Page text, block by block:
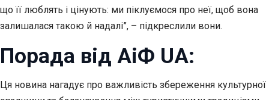
що її люблять і цінують: ми піклуємося про неї, щоб вона
залишалася такою й надалі”, – підкреслили вони.
Порада від АіФ UA:
Ця новина нагадує про важливість збереження культурної